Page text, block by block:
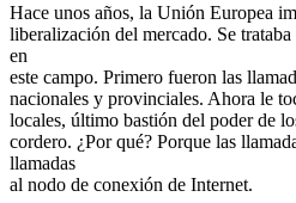
Hace unos años, la Unión Europea
liberalización del mercado. Se
en
este campo. Primero fueron las
nacionales y provinciales. Ahora le
locales, último bastión del poder de
cordero. ¿Por qué? Porque las
llamadas
al nodo de conexión de Internet.